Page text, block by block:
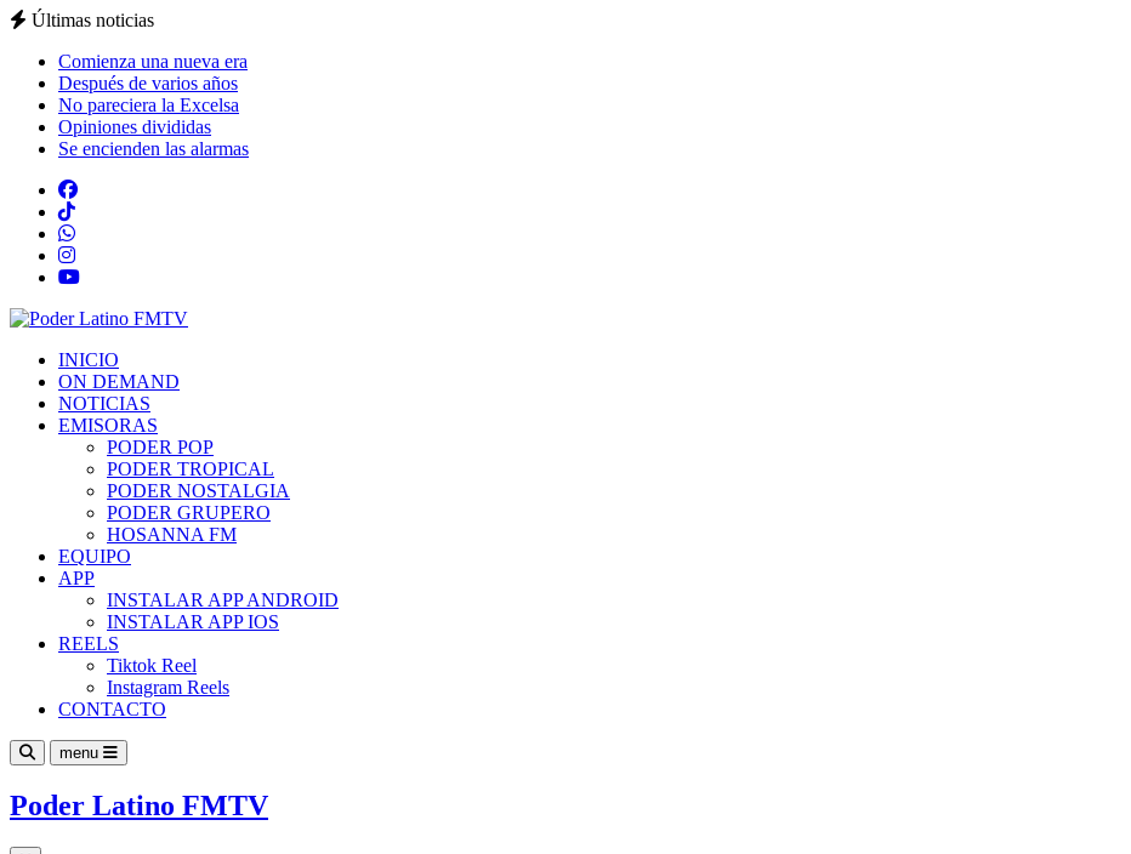
Últimas noticias
Comienza una nueva era
Después de varios años
No pareciera la Excelsa
Opiniones divididas
Se encienden las alarmas
INICIO
ON DEMAND
NOTICIAS
EMISORAS
PODER POP
PODER TROPICAL
PODER NOSTALGIA
PODER GRUPERO
HOSANNA FM
EQUIPO
APP
INSTALAR APP ANDROID
INSTALAR APP IOS
REELS
Tiktok Reel
Instagram Reels
CONTACTO
menu
Poder Latino FMTV